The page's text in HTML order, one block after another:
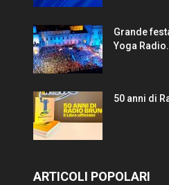
Grande
Yoga
50 anni di
ARTICOLI POPOLARI